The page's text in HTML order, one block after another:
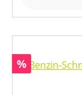
Rabatt
%